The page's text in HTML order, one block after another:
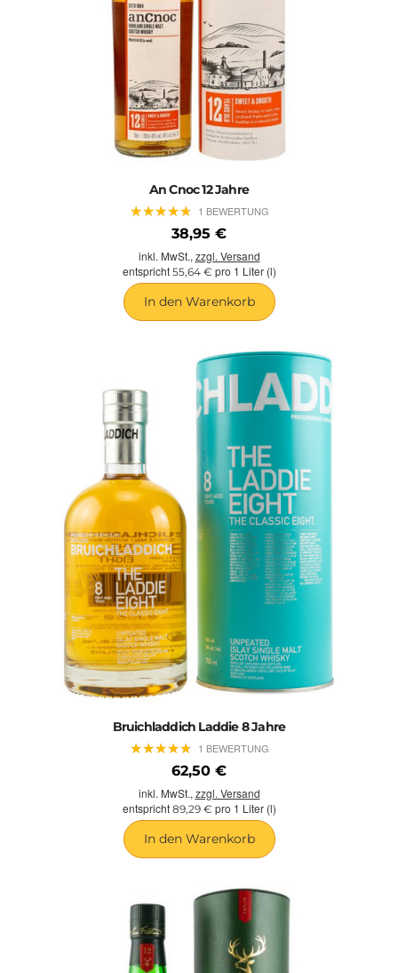
An Cnoc 12 Jahre
★★★★★
★★★★★ 1 BEWERTUNG
38,95 €
inkl. MwSt.,zzgl. Versand
entspricht 55,64 € pro 1 Liter (l)
In den Warenkorb
Bruichladdich Laddie 8 Jahre
★★★★★
★★★★★ 1 BEWERTUNG
62,50 €
inkl. MwSt., zzgl. Versand
entspricht 89,29 € pro 1 Liter (l)
In den Warenkorb